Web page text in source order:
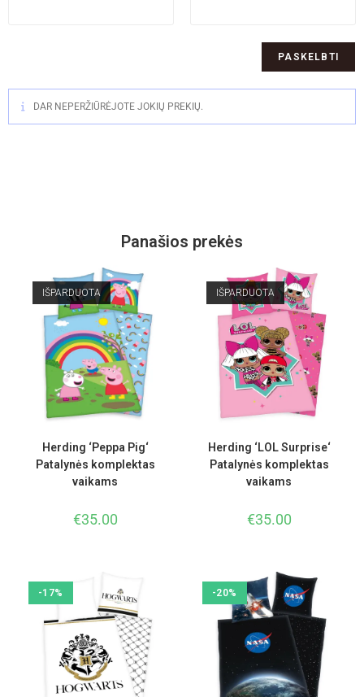
DAR NEPERŽIŪRĖJOTE JOKIŲ PREKIŲ.
Panašios prekės
IŠPARDUOTA
Herding ‘Peppa Pig‘
Patalynės komplektas
vaikams
€35.00
IŠPARDUOTA
Herding ‘LOL Surprise‘
Patalynės komplektas
vaikams
€35.00
-17% -20%